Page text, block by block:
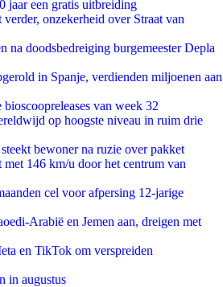
jaar een gratis uitbreiding
onzekerheid over Straat van
na doodsbedreiging burgemeester Depla
in Spanje, verdienden miljoenen aan
van week 32
op hoogste niveau in ruim drie
bewoner na ruzie over pakket
met 146 km/u door het centrum van
cel voor afpersing 12-jarige
Arabië en Jemen aan, dreigen met
en TikTok om verspreiden
in augustus